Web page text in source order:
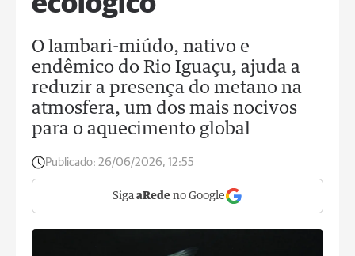
O lambari-miúdo, nativo e
endêmico do Rio Iguaçu, ajuda a
reduzir a presença do metano na
atmosfera, um dos mais nocivos
para o aquecimento global
Publicado: 26/06/2026, 12:55
Siga aRede no Google